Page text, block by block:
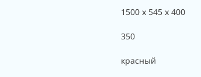
1500 x 545 x 400
350
красный